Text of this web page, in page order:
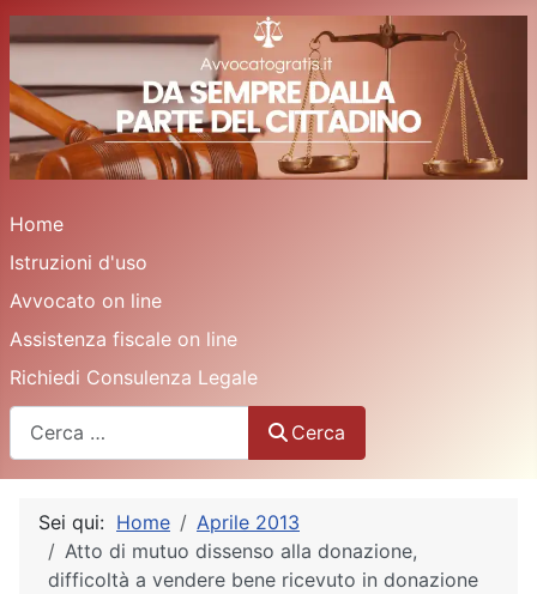
Home
Istruzioni d'uso
Avvocato on line
Assistenza fiscale on line
Richiedi Consulenza Legale
Cerca
Sei qui: Home
Aprile 2013
Atto di mutuo dissenso alla donazione,
difficoltà a vendere bene ricevuto in donazione